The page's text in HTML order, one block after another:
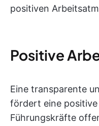
positiven
Positive
Eine transparente
fördert eine
Führungskräfte